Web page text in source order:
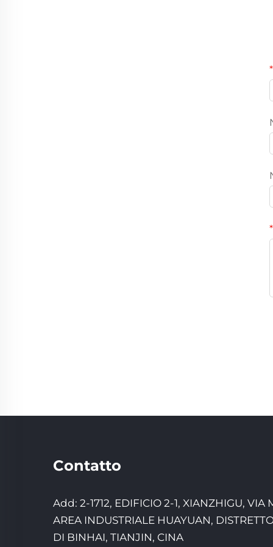
Contatto
Add: 2-1712, EDIFICIO 2-1, XIANZHIGU, VIA
AREA INDUSTRIALE HUAYUAN,
DI BINHAI, TIANJIN, CINA